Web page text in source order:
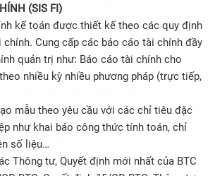
(SIS FI)
kế toán được thiết kế theo các quy định
Cung cấp các báo cáo tài chính đầy
quản trị như: Báo cáo tài chính cho
nhiều kỳ nhiều phương pháp (trực tiếp,
mẫu theo yêu cầu với các chỉ tiêu đặc
như khai báo công thức tính toán, chỉ
số liệu…
Thông tư, Quyết định mới nhất của BTC